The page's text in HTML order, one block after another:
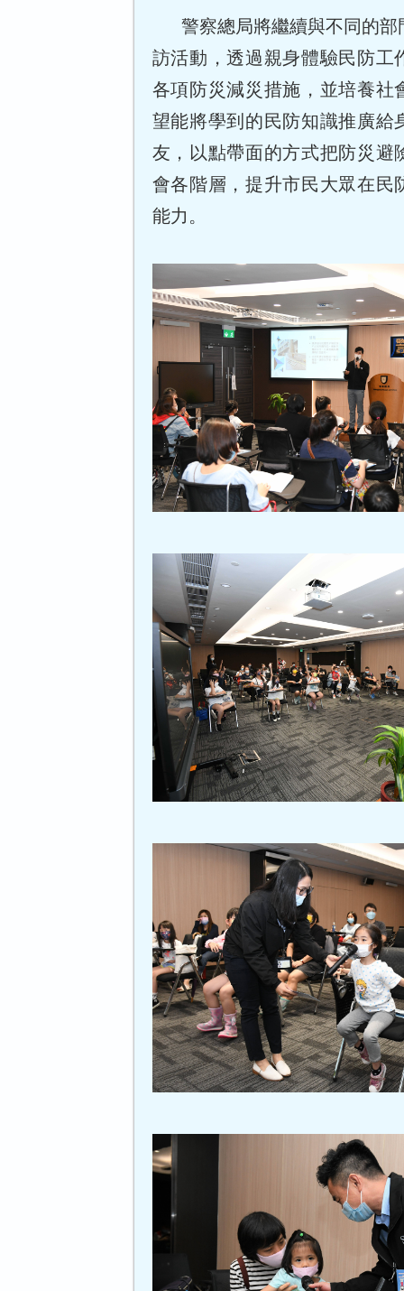
警察總局將繼續與不同的
訪活動，透過親身體驗民防工
各項防災減災措施，並培養社
望能將學到的民防知識推廣給
友，以點帶面的方式把防災避
會各階層，提升市民大眾在民
能力。